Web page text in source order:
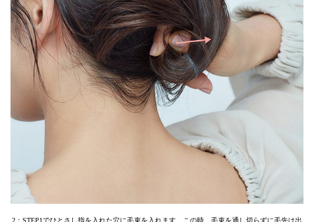
2：STEP1でひとさし指を入れた穴に毛束を入れます。この時、毛束を通し切らずに毛先は出